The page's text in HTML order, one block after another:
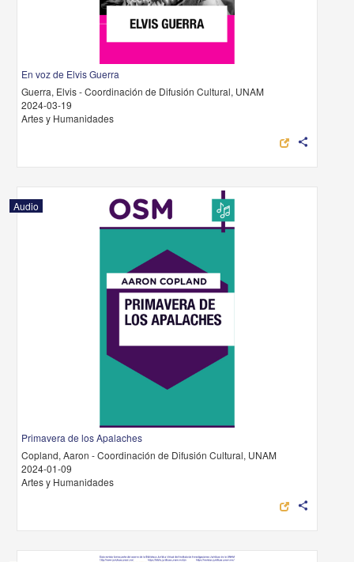
En voz de Elvis Guerra
Guerra, Elvis - Coordinación de Difusión Cultural, UNAM
2024-03-19
Artes y Humanidades
share
Audio
Primavera de los Apalaches
Copland, Aaron - Coordinación de Difusión Cultural, UNAM
2024-01-09
Artes y Humanidades
share